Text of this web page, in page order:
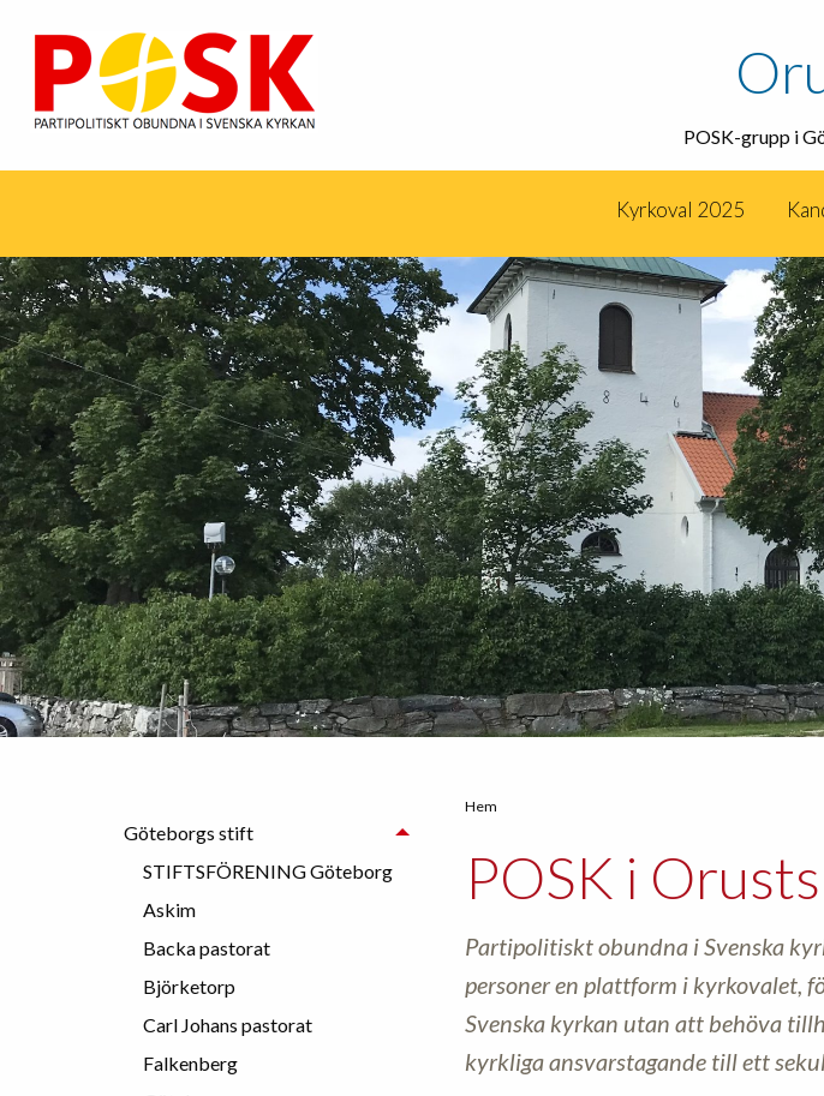
POSK-grupp i
Kyrkoval 2025
Hem
POSK i
Partipolitiskt obundna i Svenska
personer en plattform i kyrkovalet,
Svenska kyrkan utan att behöva
kyrkliga ansvarstagande till ett
Göteborgs stift
STIFTSFÖRENING Göteborg
Askim
Backa pastorat
Björketorp
Carl Johans pastorat
Falkenberg